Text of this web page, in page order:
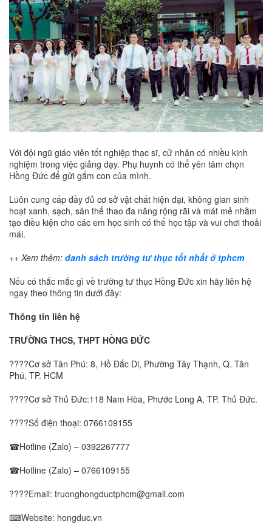
Với đội ngũ giáo viên tốt nghiệp thạc sĩ, cử nhân có nhiều kinh
nghiệm trong việc giảng dạy. Phụ huynh có thể yên tâm chọn
Hồng Đức để gửi gắm con của mình.
Luôn cung cấp đầy đủ cơ sở vật chất hiện đại, không gian sinh
hoạt xanh, sạch, sân thể thao đa năng rộng rãi và mát mẻ nhằm
tạo điều kiện cho các em học sinh có thể học tập và vui chơi thoải
mái.
++ Xem thêm: danh sách trường tư thục tốt nhất ở tphcm
Nếu có thắc mắc gì về trường tư thục Hồng Đức xin hãy liên hệ
ngay theo thông tin dưới đây:
Thông tin liên hệ
TRƯỜNG THCS, THPT HỒNG ĐỨC
????Cơ sở Tân Phú: 8, Hồ Đắc Di, Phường Tây Thạnh, Q. Tân
Phú, TP. HCM
????Cơ sở Thủ Đức:118 Nam Hòa, Phước Long A, TP. Thủ Đức.
????Số điện thoại: 0766109155
☎Hotline (Zalo) – 0392267777
☎Hotline (Zalo) – 0766109155
????Email: truonghongductphcm@gmail.com
⌨Website: hongduc.vn